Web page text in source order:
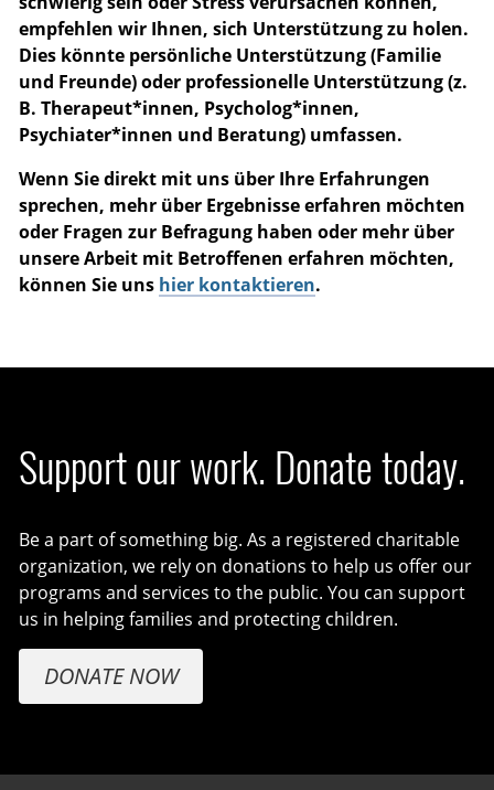
empfehlen wir Ihnen, sich Unterstützung zu holen.
Dies könnte persönliche Unterstützung (Familie
und Freunde) oder professionelle Unterstützung (z.
B. Therapeut*innen, Psycholog*innen,
Psychiater*innen und Beratung) umfassen.
Wenn Sie direkt mit uns über Ihre Erfahrungen
sprechen, mehr über Ergebnisse erfahren möchten
oder Fragen zur Befragung haben oder mehr über
unsere Arbeit mit Betroffenen erfahren möchten,
können Sie uns hier kontaktieren.
Support our work. Donate today.
Be a part of something big. As a registered charitable
organization, we rely on donations to help us offer our
programs and services to the public. You can support
us in helping families and protecting children.
DONATE NOW